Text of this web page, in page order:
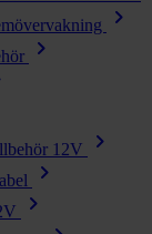
chevron_right
chevron_right
12V chevron_right
chevron_right
chevron_right